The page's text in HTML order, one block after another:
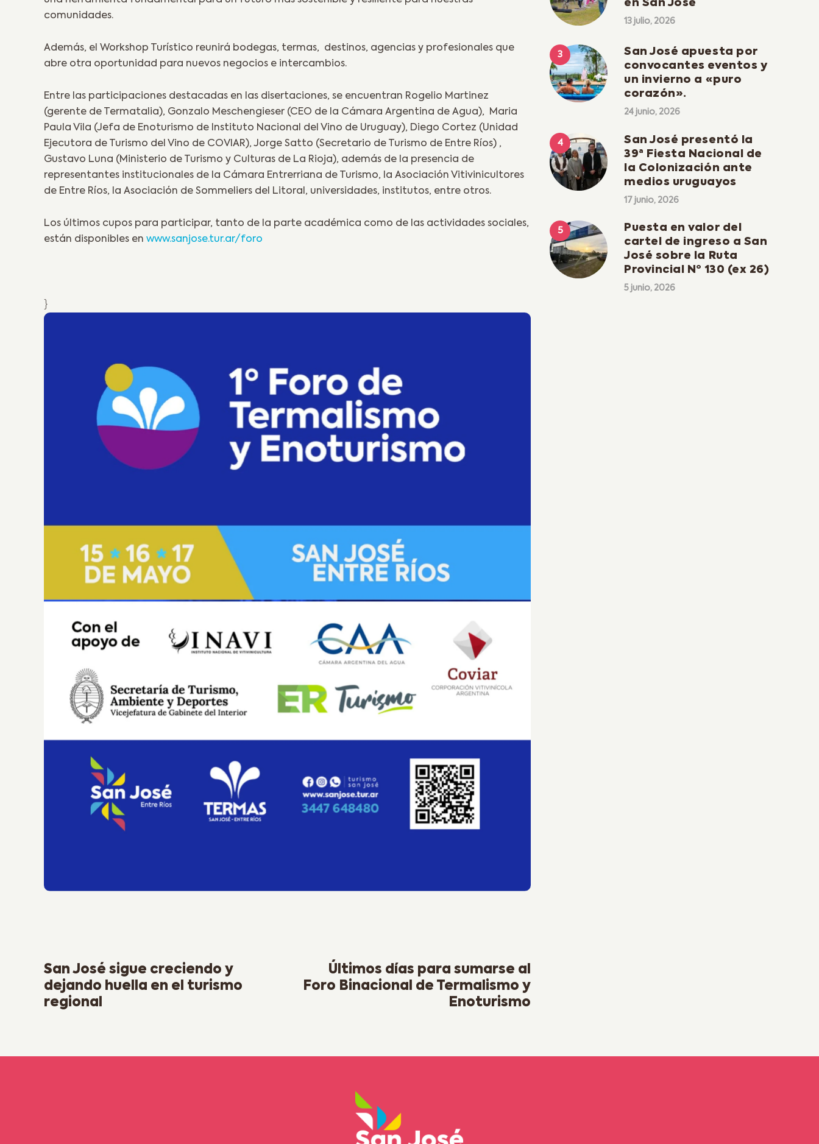
comunidades.
Además, el Workshop Turístico reunirá bodegas, termas, destinos, agencias y profesionales que
abre otra oportunidad para nuevos negocios e intercambios.
Entre las participaciones destacadas en las disertaciones, se encuentran Rogelio Martinez
(gerente de Termatalia), Gonzalo Meschengieser (CEO de la Cámara Argentina de Agua), Maria
Paula Vila (Jefa de Enoturismo de Instituto Nacional del Vino de Uruguay), Diego Cortez (Unidad
Ejecutora de Turismo del Vino de COVIAR), Jorge Satto (Secretario de Turismo de Entre Ríos) ,
Gustavo Luna (Ministerio de Turismo y Culturas de La Rioja), además de la presencia de
representantes institucionales de la Cámara Entrerriana de Turismo, la Asociación Vitivinicultores
de Entre Ríos, la Asociación de Sommeliers del Litoral, universidades, institutos, entre otros.
Los últimos cupos para participar, tanto de la parte académica como de las actividades sociales,
están disponibles en www.sanjose.tur.ar/foro
}
San José sigue creciendo y
dejando huella en el turismo
regional
Últimos días para sumarse al
Foro Binacional de Termalismo y
Enoturismo
en San José
13 julio, 2026
San José apuesta por
convocantes eventos y
un invierno a «puro
corazón».
24 junio, 2026
San José presentó la
39ª Fiesta Nacional de
la Colonización ante
medios uruguayos
17 junio, 2026
Puesta en valor del
cartel de ingreso a San
José sobre la Ruta
Provincial Nº 130 (ex 26)
5 junio, 2026